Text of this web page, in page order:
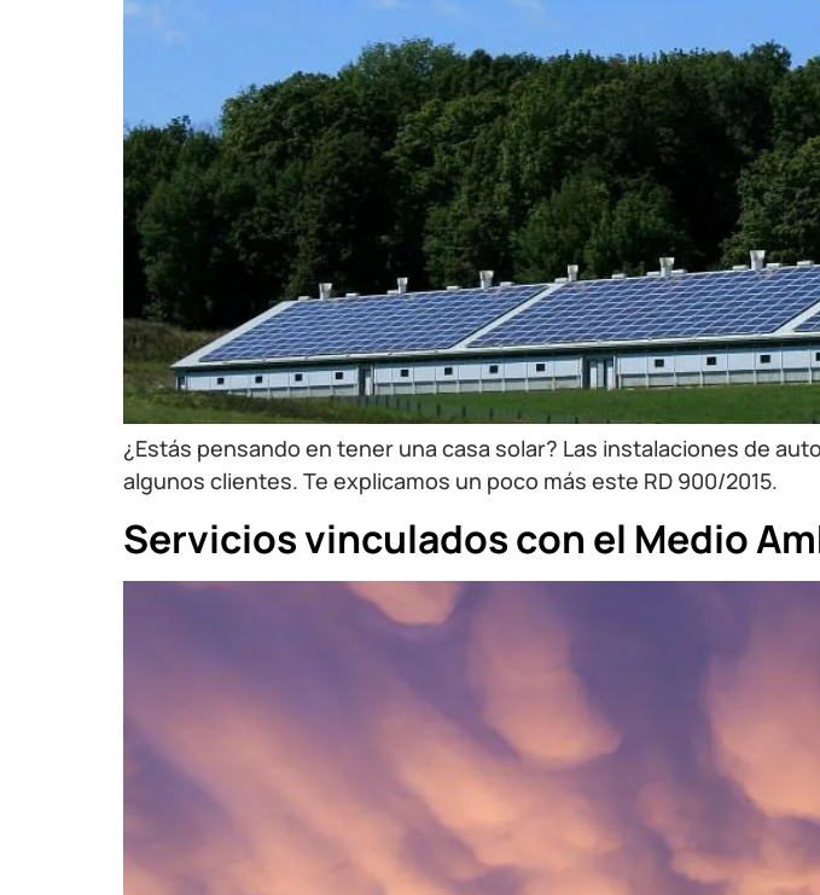
¿Estás pensando en tener una casa solar? Las instalaciones de
algunos clientes. Te explicamos un poco más este RD 900/2015.
Servicios vinculados con el Medio